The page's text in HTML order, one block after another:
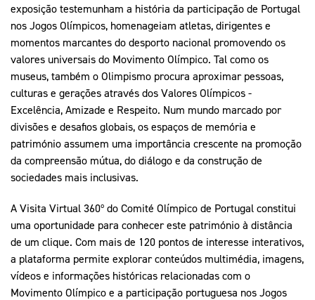
exposição testemunham a história da participação de Portugal
nos Jogos Olímpicos, homenageiam atletas, dirigentes e
momentos marcantes do desporto nacional promovendo os
valores universais do Movimento Olímpico. Tal como os
museus, também o Olimpismo procura aproximar pessoas,
culturas e gerações através dos Valores Olímpicos -
Excelência, Amizade e Respeito. Num mundo marcado por
divisões e desafios globais, os espaços de memória e
património assumem uma importância crescente na promoção
da compreensão mútua, do diálogo e da construção de
sociedades mais inclusivas.
A Visita Virtual 360º do Comité Olímpico de Portugal constitui
uma oportunidade para conhecer este património à distância
de um clique. Com mais de 120 pontos de interesse interativos,
a plataforma permite explorar conteúdos multimédia, imagens,
vídeos e informações históricas relacionadas com o
Movimento Olímpico e a participação portuguesa nos Jogos